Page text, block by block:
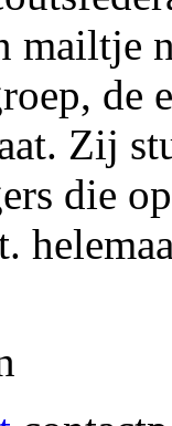
mailtje
de
Zij
die